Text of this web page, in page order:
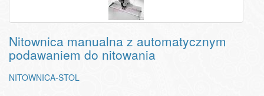
Nitownica manualna z automatycznym
podawaniem do nitowania
NITOWNICA-STOL